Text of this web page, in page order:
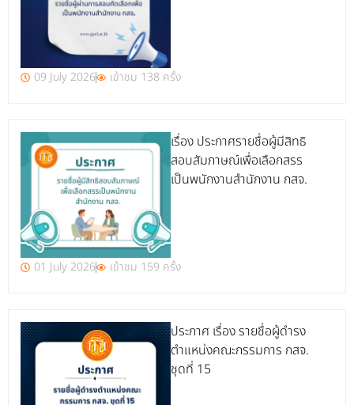
09 July 2026 เข้าชม 138 ครั้ง
เรื่อง ประกาศรายชื่อผู้มีสิทธิ
สอบสัมภาษณ์เพื่อเลือกสรร
เป็นพนักงานสำนักงาน กสจ.
01 July 2026 เข้าชม 159 ครั้ง
ประกาศ เรื่อง รายชื่อผู้ดำรง
ตำแหน่งคณะกรรมการ กสจ.
ชุดที่ 15